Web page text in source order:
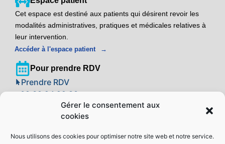
Gérer le consentement aux
cookies
Nous utilisons des cookies pour optimiser notre site web et notre service.
Cet espace est destiné aux patients qui désirent revoir les
modalités administratives, pratiques et médicales relatives à
leur intervention.
Accéder à l'espace patient
Pour prendre RDV
Prendre RDV
09 39 24 22 88
Adresse